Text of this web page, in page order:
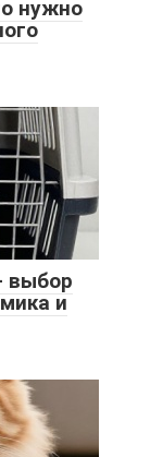
нужно
выбор
и